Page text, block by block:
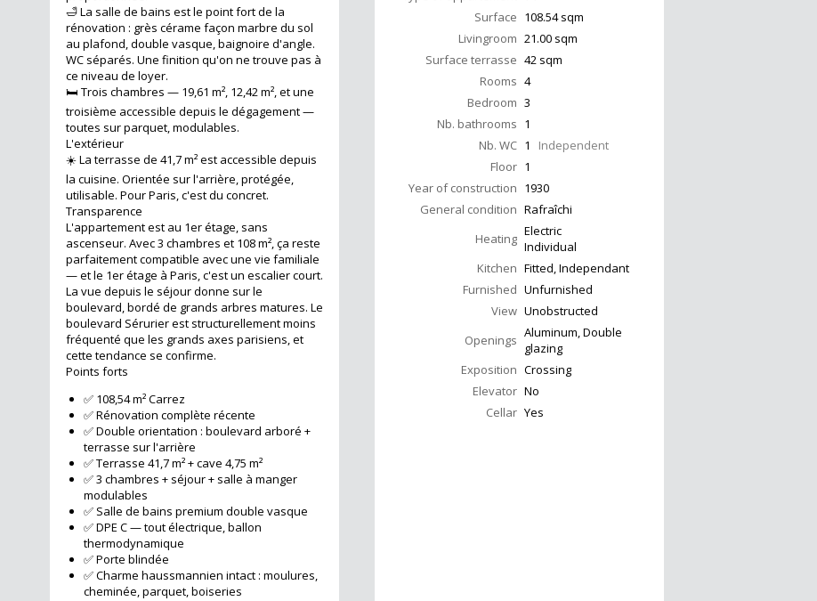
🛁 La salle de bains est le point fort de la
rénovation : grès cérame façon marbre du sol
au plafond, double vasque, baignoire d'angle.
WC séparés. Une finition qu'on ne trouve pas à
ce niveau de loyer.
🛏️ Trois chambres — 19,61 m², 12,42 m², et une
troisième accessible depuis le dégagement —
toutes sur parquet, modulables.
L'extérieur
☀️ La terrasse de 41,7 m² est accessible depuis
la cuisine. Orientée sur l'arrière, protégée,
utilisable. Pour Paris, c'est du concret.
Transparence
L'appartement est au 1er étage, sans
ascenseur. Avec 3 chambres et 108 m², ça reste
parfaitement compatible avec une vie familiale
— et le 1er étage à Paris, c'est un escalier court.
La vue depuis le séjour donne sur le
boulevard, bordé de grands arbres matures. Le
boulevard Sérurier est structurellement moins
fréquenté que les grands axes parisiens, et
cette tendance se confirme.
Points forts
✅ 108,54 m² Carrez
✅ Rénovation complète récente
✅ Double orientation : boulevard arboré +
terrasse sur l'arrière
✅ Terrasse 41,7 m² + cave 4,75 m²
✅ 3 chambres + séjour + salle à manger
modulables
✅ Salle de bains premium double vasque
✅ DPE C — tout électrique, ballon
thermodynamique
✅ Porte blindée
✅ Charme haussmannien intact : moulures,
cheminée, parquet, boiseries
Surface 108.54sqm
Livingroom 21.00 sqm
Surface terrasse 42 sqm
Rooms 4
Bedroom 3
Nb. bathrooms 1
Nb. WC 1 Independent
Floor 1
Year of construction 1930
General condition Rafraîchi
Heating Electric
Individual
Kitchen Fitted, Independant
Furnished Unfurnished
View Unobstructed
Openings Aluminum, Double
glazing
Exposition Crossing
Elevator No
Cellar Yes